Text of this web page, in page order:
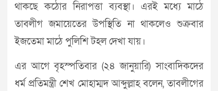
থাকছে কঠোর নিরাপত্তা ব্যবস্থা। এরই মধ্যে মাঠে
তাবলীগ জমায়েতের উপস্থিতি না থাকলেও শুক্রবার
ইজতেমা মাঠে পুলিশি টহল দেখা যায়।
এর আগে বৃহস্পতিবার (২৪ জানুয়ারি) সাংবাদিকদের
ধর্ম প্রতিমন্ত্রী শেখ মোহাম্মদ আব্দুল্লাহ বলেন, তাবলীগের